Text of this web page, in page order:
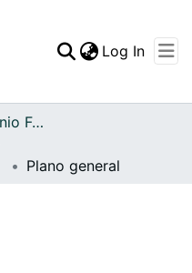
Log In
Archivo del Patrimonio Fotográfico y Fílmico del Valle del Cauca
Plano general